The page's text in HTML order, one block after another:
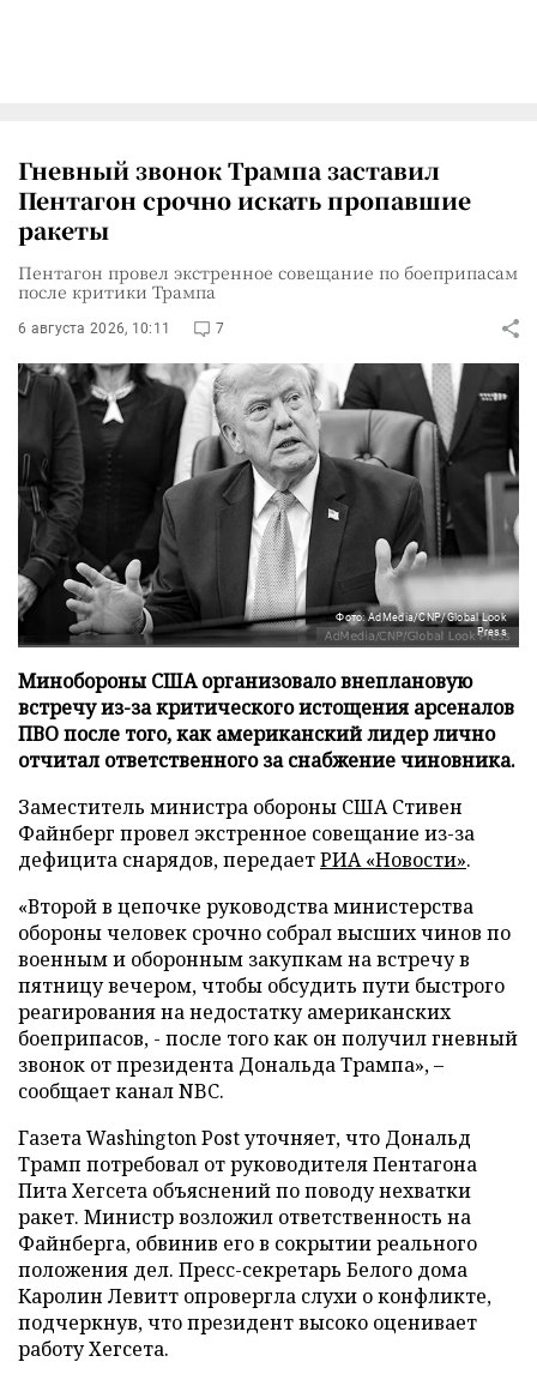
Гневный звонок Трампа заставил
Пентагон срочно искать пропавшие
ракеты
Пентагон провел экстренное совещание по боеприпасам
после критики Трампа
6 августа 2026, 10:11 7
Фото: AdMedia/CNP/Global Look
Press
Минобороны США организовало внеплановую
встречу из-за критического истощения арсеналов
ПВО после того, как американский лидер лично
отчитал ответственного за снабжение чиновника.
Заместитель министра обороны США Стивен
Файнберг провел экстренное совещание из-за
дефицита снарядов, передаетРИА «Новости».
«Второй в цепочке руководства министерства
обороны человек срочно собрал высших чинов по
военным и оборонным закупкам на встречу в
пятницу вечером, чтобы обсудить пути быстрого
реагирования на недостатку американских
боеприпасов, - после того как он получил гневный
звонок от президента Дональда Трампа», –
сообщает канал NBC.
Газета Washington Post уточняет, что Дональд
Трамп потребовал от руководителя Пентагона
Пита Хегсета объяснений по поводу нехватки
ракет. Министр возложил ответственность на
Файнберга, обвинив его в сокрытии реального
положения дел. Пресс-секретарь Белого дома
Каролин Левитт опровергла слухи о конфликте,
подчеркнув, что президент высоко оценивает
работу Хегсета.